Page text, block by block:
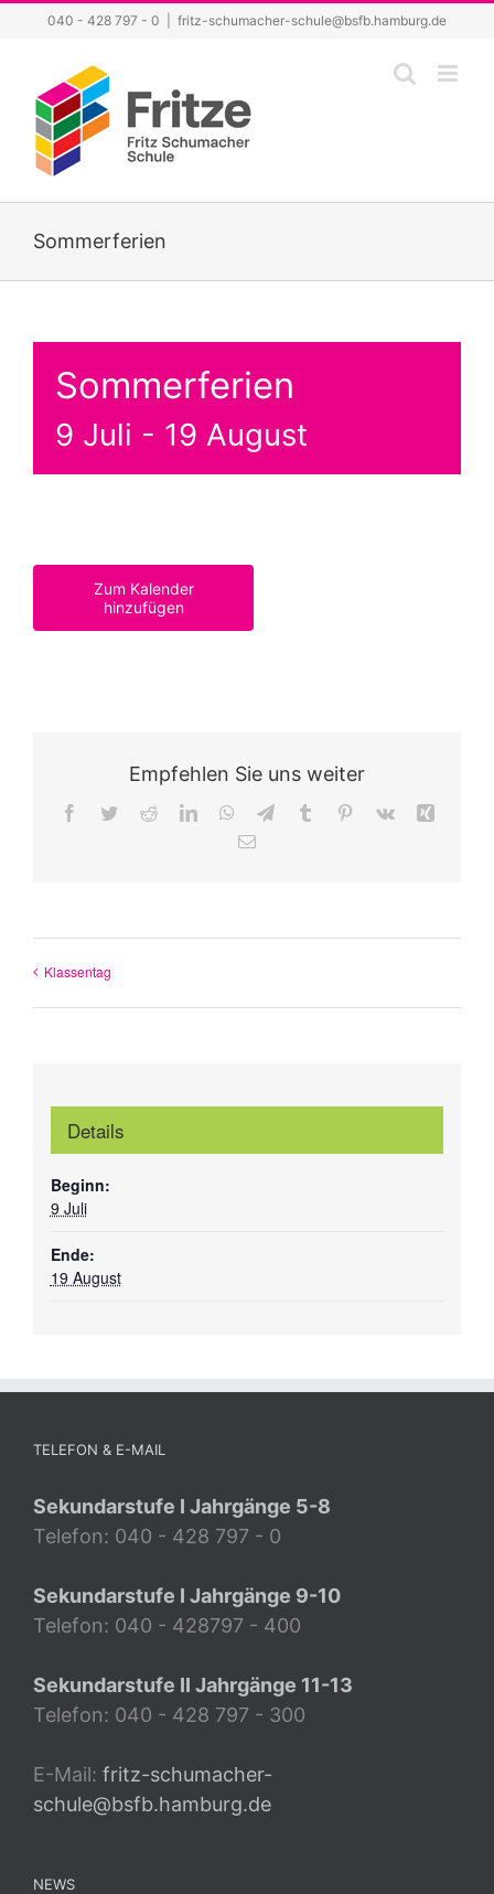
springen
040 - 428 797 - 0 fritz-schumacher-schule@bsfb.hamburg.de
Sommerferien
Sommerferien
9 Juli - 19 August
Zum Kalender
hinzufügen
Empfehlen Sie uns weiter
Facebook
TwitterRedditLinkedInWhatsApp
TelegramTumblr Pinterest
Vk
E-
Klassentag
Details
Beginn:
9 Juli
Ende:
19 August
TELEFON & E-MAIL
Sekundarstufe I Jahrgänge 5-8
Telefon: 040 - 428 797 - 0
Sekundarstufe I Jahrgänge 9-10
Telefon: 040 - 428797 - 400
Sekundarstufe II Jahrgänge 11-13
Telefon: 040 - 428 797 - 300
E-Mail: fritz-schumacher-
schule@bsfb.hamburg.de
NEWS